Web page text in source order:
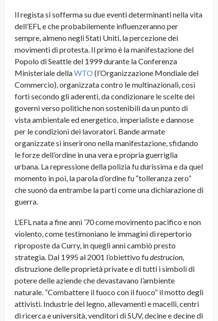
Il regista si sofferma su due eventi determinanti nella vita
dell’EFL e che probabilemente influenzeranno per
sempre, almeno negli Stati Uniti, la percezione dei
movimenti di protesta. Il primo è la manifestazione del
Popolo di Seattle del 1999 durante la Conferenza
Ministeriale dellaWTO (l’Organizzazione Mondiale del
Commercio), organizzata contro le multinazionali, così
forti secondo gli aderenti, da condizionare le scelte dei
governi verso politiche non sostenibili da un punto di
vista ambientale ed energetico, imperialiste e dannose
per le condizioni dei lavoratori. Bande armate
organizzate si inserirono nella manifestazione, sfidando
le forze dell’ordine in una vera e propria guerriglia
urbana. La repressione della polizia fu durissima e da quel
momento in poi, la parola d’ordine fu “tolleranza zero”
che suonò da entrambe la parti come una dichiarazione di
guerra.
L’EFL nata a fine anni ’70 come movimento pacifico e non
violento, come testimoniano le immagini di repertorio
riproposte da Curry, in quegli anni cambiò presto
strategia. Dal 1995 al 2001 l’obiettivo fudestrucion,
distruzione delle proprietà private e di tutti i simboli di
potere delle aziende che devastavano l’ambiente
naturale. ”Combattere il fuoco con il fuoco” il motto degli
attivisti. Industrie del legno, allevamenti e macelli, centri
di ricerca e università, venditori di SUV, decine e decine di